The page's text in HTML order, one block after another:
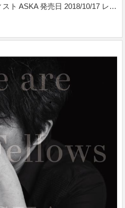
ト ASKA 発売日 2018/10/17 レー
記バナーよりお進みください。
QobuzでASKAによる%tiitle%を
曲 01. MIDNIGHT 2 C...